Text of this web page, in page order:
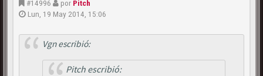
#14996 por Pitch
Lun, 19 May 2014, 15:06
Vgn escribió:
Pitch escribió: